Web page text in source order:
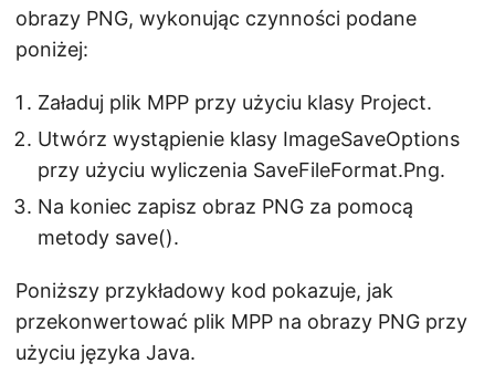
obrazy PNG, wykonując czynności podane
poniżej:
Załaduj plik MPP przy użyciu klasy Project.
Utwórz wystąpienie klasy ImageSaveOptions
przy użyciu wyliczenia SaveFileFormat.Png.
Na koniec zapisz obraz PNG za pomocą
metody save().
Poniższy przykładowy kod pokazuje, jak
przekonwertować plik MPP na obrazy PNG przy
użyciu języka Java.